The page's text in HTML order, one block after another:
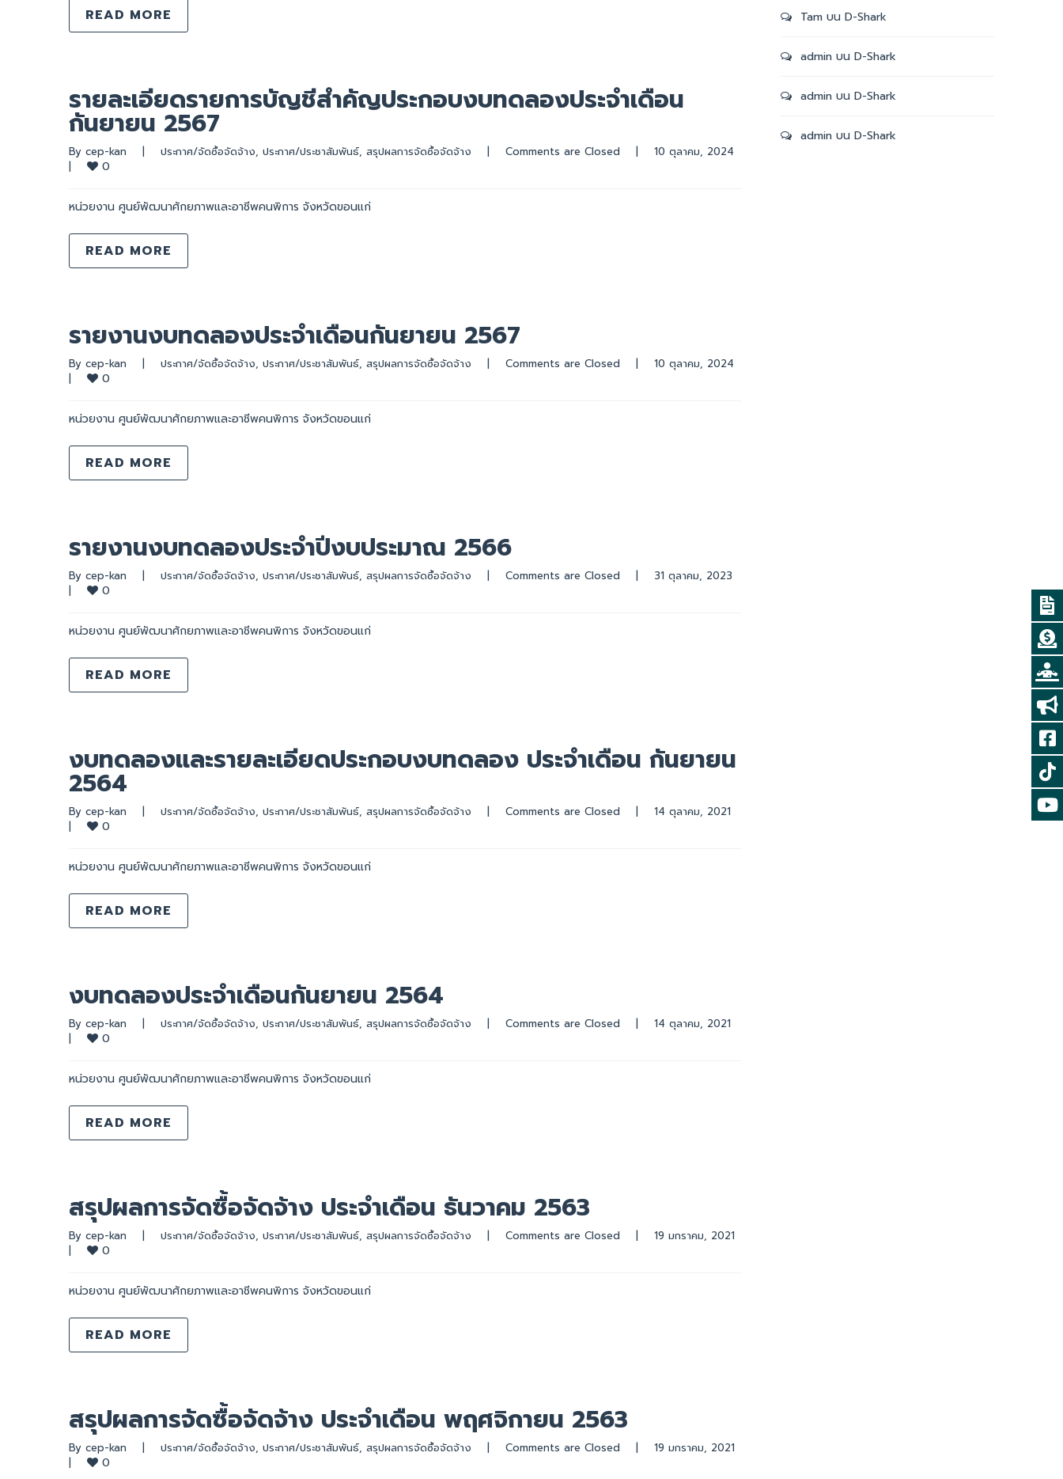
READ MORE
รายละเอียดรายการบัญชีสำคัญประกอบงบทดลองประจำเดือน
กันยายน 2567
By cep-kan | ประกาศ/จัดซื้อจัดจ้าง, ประกาศ/ประชาสัมพันธ์, สรุปผลการจัดซื้อจัดจ้าง | Comments are Closed |
|
0
หน่วยงาน ศูนย์พัฒนาศักยภาพและอาชีพคนพิการ จังหวัดขอนแก่
READ MORE
รายงานงบทดลองประจำเดือนกันยายน 2567
By cep-kan | ประกาศ/จัดซื้อจัดจ้าง, ประกาศ/ประชาสัมพันธ์, สรุปผลการจัดซื้อจัดจ้าง | Comments are Closed |
|
0
หน่วยงาน ศูนย์พัฒนาศักยภาพและอาชีพคนพิการ จังหวัดขอนแก่
READ MORE
รายงานงบทดลองประจำปีงบประมาณ 2566
By cep-kan | ประกาศ/จัดซื้อจัดจ้าง, ประกาศ/ประชาสัมพันธ์, สรุปผลการจัดซื้อจัดจ้าง | Comments are Closed |
|
0
หน่วยงาน ศูนย์พัฒนาศักยภาพและอาชีพคนพิการ จังหวัดขอนแก่
READ MORE
งบทดลองและรายละเอียดประกอบงบทดลอง ประจำเดือน กันยายน
2564
By cep-kan | ประกาศ/จัดซื้อจัดจ้าง, ประกาศ/ประชาสัมพันธ์, สรุปผลการจัดซื้อจัดจ้าง | Comments are Closed |
|
0
หน่วยงาน ศูนย์พัฒนาศักยภาพและอาชีพคนพิการ จังหวัดขอนแก่
READ MORE
งบทดลองประจำเดือนกันยายน 2564
By cep-kan | ประกาศ/จัดซื้อจัดจ้าง, ประกาศ/ประชาสัมพันธ์, สรุปผลการจัดซื้อจัดจ้าง | Comments are Closed |
|
0
หน่วยงาน ศูนย์พัฒนาศักยภาพและอาชีพคนพิการ จังหวัดขอนแก่
READ MORE
สรุปผลการจัดซื้อจัดจ้าง ประจำเดือน ธันวาคม 2563
By cep-kan | ประกาศ/จัดซื้อจัดจ้าง, ประกาศ/ประชาสัมพันธ์, สรุปผลการจัดซื้อจัดจ้าง | Comments are Closed |
|
0
หน่วยงาน ศูนย์พัฒนาศักยภาพและอาชีพคนพิการ จังหวัดขอนแก่
READ MORE
สรุปผลการจัดซื้อจัดจ้าง ประจำเดือน พฤศจิกายน 2563
By cep-kan | ประกาศ/จัดซื้อจัดจ้าง, ประกาศ/ประชาสัมพันธ์, สรุปผลการจัดซื้อจัดจ้าง | Comments are Closed |
|
0
Tam บน D-Shark
admin บน D-Shark
admin บน D-Shark
admin บน D-Shark